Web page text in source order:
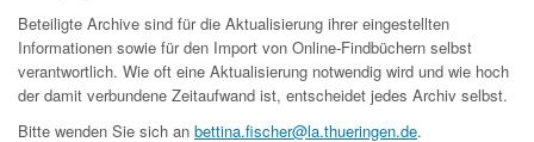
Beteiligte Archive sind für die Aktualisierung ihrer eingestellten
Informationen sowie für den Import von Online-Findbüchern selbst
verantwortlich. Wie oft eine Aktualisierung notwendig wird und wie hoch
der damit verbundene Zeitaufwand ist, entscheidet jedes Archiv selbst.
Bitte wenden Sie sich an bettina.fischer@la.thueringen.de.